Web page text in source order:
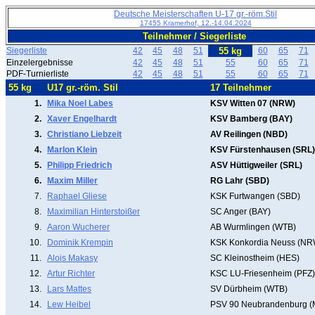
Deutsche Meisterschaften U-17 gr.-röm.Stil
17455 Kramerhof, 12.-14.04.2024
Teilnehmer / Siegerliste
Siegerliste 42 45 48 51 55 kg 60 65 71
Einzelergebnisse
42 45 48 51 55 60 65 71
PDF-Turnierliste
42 45 48 51 55 60 65 71
55 kg U17 gr.-röm. Stil 17 Teilnehmer
1. Mika Noel Labes
KSV Witten 07 (NRW)
2. Xaver Engelhardt
KSV Bamberg (BAY)
3. Christiano Liebzeit
AV Reilingen (NBD)
4.
Marlon Klein
KSV Fürstenhausen (SRL)
5.
Philipp Friedrich
ASV Hüttigweiler (SRL)
6.
Maxim Miller
RG Lahr (SBD)
7.
Raphael Gliese
KSK Furtwangen (SBD)
8.
Maximilian Hinterstoißer
SC Anger (BAY)
9. Aaron Wucherer
AB Wurmlingen (WTB)
10.
Dominik Krempin
KSK Konkordia Neuss
11. Alois Makasy
SC Kleinostheim (HES)
12. Artur Richter
KSC LU-Friesenheim (PFZ)
13.
Lars Mattes
SV Dürbheim (WTB)
14.
Lew Heibel
PSV 90 Neubrandenburg